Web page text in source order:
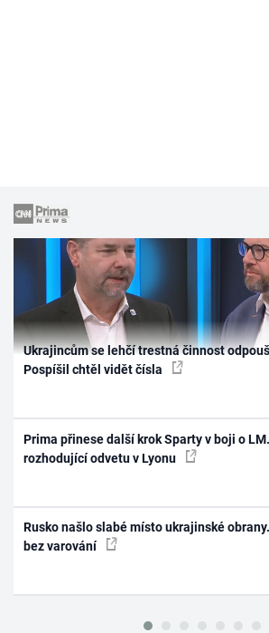
Ukrajincům se lehčí trestná činnost
Pospíšil chtěl vidět čísla
Prima přinese další krok Sparty v boji o
rozhodující odvetu v Lyonu
Rusko našlo slabé místo ukrajinské
bez varování